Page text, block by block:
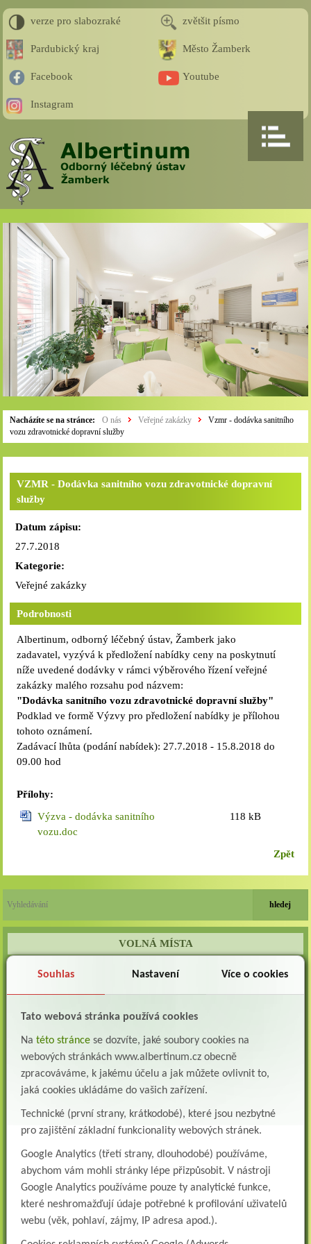
verze pro slabozraké zvětšit písmo
Pardubický kraj Město Žamberk
Facebook Youtube
Instagram
Nacházíte se na stránce: O nás Veřejné zakázky
Vzmr - dodávka sanitního
vozu zdravotnické dopravní služby
VZMR - Dodávka sanitního vozu zdravotnické dopravní
služby
Datum zápisu:
27.7.2018
Kategorie:
Veřejné zakázky
Podrobnosti
Albertinum, odborný léčebný ústav, Žamberk jako
zadavatel, vyzývá k předložení nabídky ceny na poskytnutí
níže uvedené dodávky v rámci výběrového řízení veřejné
zakázky malého rozsahu pod názvem:
"Dodávka sanitního vozu zdravotnické dopravní služby"
Podklad ve formě Výzvy pro předložení nabídky je přílohou
tohoto oznámení.
Zadávací lhůta (podání nabídek): 27.7.2018 - 15.8.2018 do
09.00 hod
Přílohy:
Výzva - dodávka sanitního
vozu.doc
118 kB
Zpět
VOLNÁ MÍSTA
Lékař na oddělení psychiatrie
oddělení psychiatrie ...
Lékař oddělení pneumologie a ftizeologie (plicní oddělení)
Albertinum, odborný léčebný ústav, Žamberk přijme do pracovního poměru: Lékaře na
oddělení pneumologie a ftizeologie (pl...
Přidejte se k nám Do našeho týmu přijmeme všeobecnou nebo praktickou sestru na
lůžkové oddělení následné a dlouhodobé pé...
Všeobecná sestra na plicní oddělení
Albertinum, odborný léčebný ústav, přijme do pracovního poměru: VŠEOBECNÁ
SESTRA na oddělení pneumologie a ftizeologiePr...
Logoped/klinický logoped
Albertinum, OLÚ, Žamberk přijme
Souhlas Nastavení Více o cookies
Tato webová stránka používá cookies
Na této stránce se dozvíte, jaké soubory cookies na
webových stránkách www.albertinum.cz obecně
zpracováváme, k jakému účelu a jak můžete ovlivnit to,
jaká cookies ukládáme do vašich zařízení.
Technické (první strany, krátkodobé), které jsou nezbytné
pro zajištění základní funkcionality webových stránek.
Google Analytics (třetí strany, dlouhodobé) používáme,
abychom vám mohli stránky lépe přizpůsobit. V nástroji
Google Analytics používáme pouze ty analytické funkce,
které neshromažďují údaje potřebné k profilování uživatelů
webu (věk, pohlaví, zájmy, IP adresa apod.).